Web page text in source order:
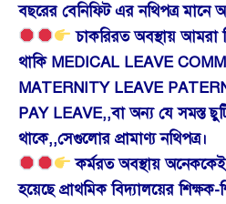
বছরের বেনিফিট এর নথিপত্র মানে
চাকরিরত অবস্থায় আমরা
থাকি MEDICAL LEAVE
MATERNITY LEAVE
PAY LEAVE,,বা অন্য যে সমস্ত
থাকে,,সেগুলোর প্রামাণ্য নথিপত্র।
কর্মরত অবস্থায়
হয়েছে প্রাথমিক বিদ্যালয়ের শিক্ষক-